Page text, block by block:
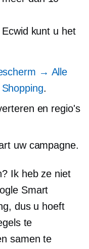
kunt u het
→ Alle
.
en regio's
uw campagne.
Ik heb ze niet
Smart
dus u hoeft
te
samen te